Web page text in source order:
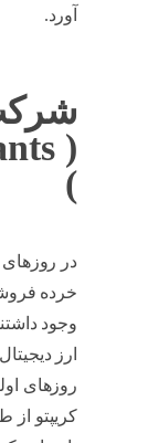
آورد.
)
در روزهای
خرده
وجود
ارز
روزهای
کریپتو